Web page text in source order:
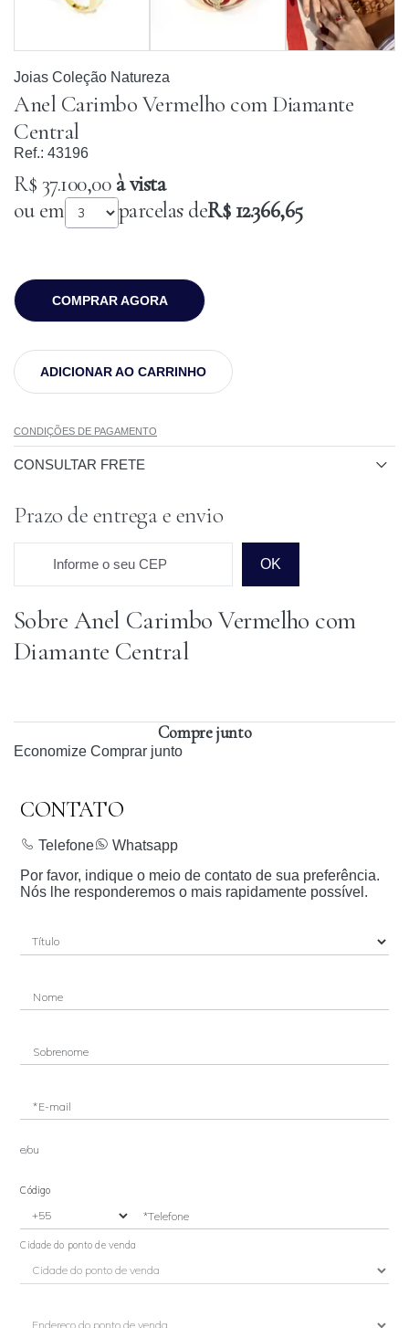
Joias Coleção Natureza
Anel Carimbo Vermelho com Diamante
Central
Ref.: 43196
R$ 37.100,00à vista
ou em
parcelas deR$ 12.366,65
COMPRAR AGORA
ADICIONAR AO CARRINHO
CONDIÇÕES DE PAGAMENTO
CONSULTAR FRETE
Prazo de entrega e envio
Informe o seu CEP OK
Prazo para o CEP
Sobre Anel Carimbo Vermelho com
Diamante Central
Compre junto
Economize Comprar junto
CONTATO
Telefone
Whatsapp
Por favor, indique o meio de contato de sua preferência.
Nós lhe responderemos o mais rapidamente possível.
Nome
Sobrenome
*E-mail
e/ou
Código
*Telefone
Cidade do ponto de venda